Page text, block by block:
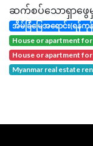
ဆက်စပ်သောရှာဖွေမှု
အိမ်ခြံမြေအရောင်း(ရန်ကု
house or apartment
house or apartment
Myanmar real estate